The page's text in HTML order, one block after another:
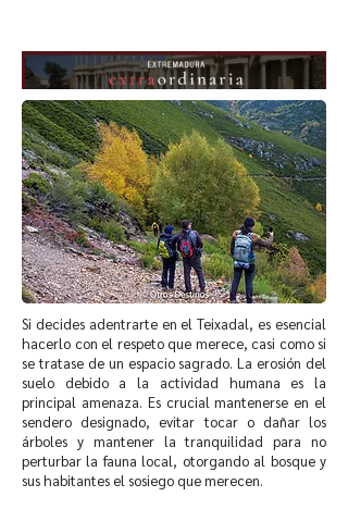
Si decides adentrarte en el Teixadal, es esencial
hacerlo con el respeto que merece, casi como si
se tratase de un espacio sagrado. La erosión del
suelo debido a la actividad humana es la
principal amenaza. Es crucial mantenerse en el
sendero designado, evitar tocar o dañar los
árboles y mantener la tranquilidad para no
perturbar la fauna local, otorgando al bosque y
sus habitantes el sosiego que merecen.